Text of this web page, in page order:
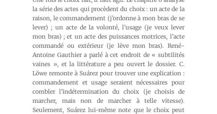
la série des actes qui procèdent du choix : un acte de la
raison, le commandement (j’ordonne à mon bras de se
lever) ; un acte de la volonté, l’usage (je veux lever
mon bras) ; et un acte des puissances motrices, l’acte
commandé ou extérieur (je lève mon bras). René-
Antoine Gauthier a parlé à cet endroit de « subtilités
vaines », et la littérature a peu ouvert le dossier. C.
Löwe remonte à Suárez pour trouver une explication :
commandement et usage seraient nécessaires pour
combler l’indétermination du choix (je choisis de
marcher, mais non de marcher à telle vitesse).
Seulement, Suárez lui-même note que le choix peut